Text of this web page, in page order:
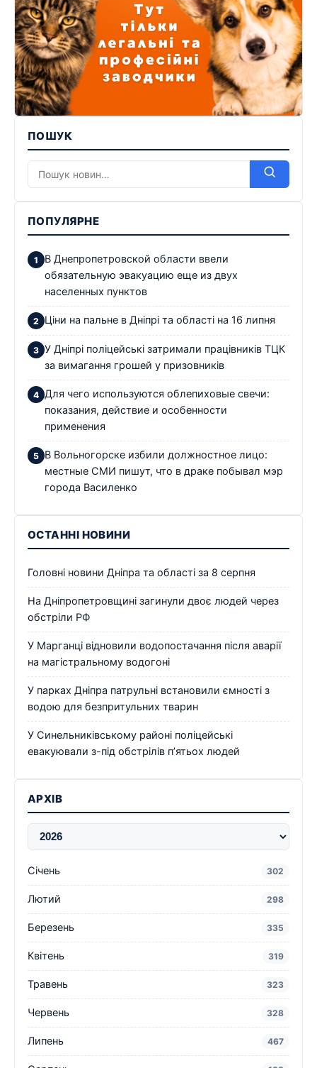
ПОШУК
ПОПУЛЯРНЕ
В Днепропетровской области ввели
обязательную эвакуацию еще из двух
населенных пунктов
Ціни на пальне в Дніпрі та області на 16 липня
У Дніпрі поліцейські затримали працівників ТЦК
за вимагання грошей у призовників
Для чего используются облепиховые свечи:
показания, действие и особенности
применения
В Вольногорске избили должностное лицо:
местные СМИ пишут, что в драке побывал мэр
города Василенко
ОСТАННІ НОВИНИ
Головні новини Дніпра та області за 8 серпня
На Дніпропетровщині загинули двоє людей через
обстріли РФ
У Марганці відновили водопостачання після аварії
на магістральному водогоні
У парках Дніпра патрульні встановили ємності з
водою для безпритульних тварин
У Синельниківському районі поліцейські
евакуювали з-під обстрілів п’ятьох людей
АРХІВ
Січень 302
Лютий 298
Березень 335
Квітень 319
Травень 323
Червень 328
Липень 467